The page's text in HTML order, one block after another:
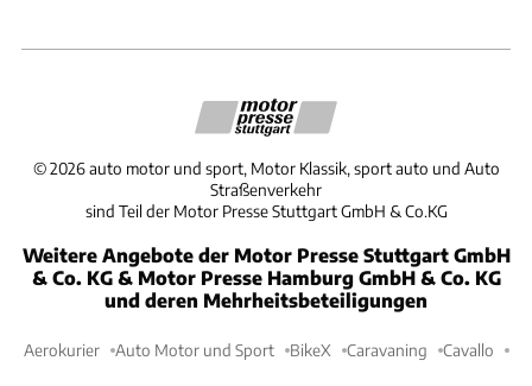
©2026 auto motor und sport, Motor Klassik, sport auto und Auto
Straßenverkehr
sind Teil der Motor Presse Stuttgart GmbH & Co.KG
Weitere Angebote der Motor Presse Stuttgart GmbH
& Co. KG & Motor Presse Hamburg GmbH & Co. KG
und deren Mehrheitsbeteiligungen
Aerokurier Auto Motor und Sport BikeX Caravaning Cavallo